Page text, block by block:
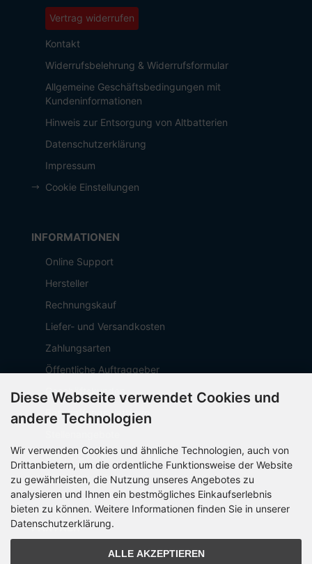
Vertrag widerrufen
Kontakt
Widerrufsbelehrung & Widerrufsformular
Allgemeine Geschäftsbedingungen mit
Kundeninformationen
Hinweis zur Entsorgung von Altbatterien
Datenschutzerklärung
Impressum
Cookie Einstellungen
INFORMATIONEN
Online Support
Hersteller
Rechnungskauf
Liefer- und Versandkosten
Zahlungsarten
Öffentliche Auftraggeber
Geschäftskunden
Beschaffungsplattform
Über OCTO IT
Sitemap
PARTNER
Diese Webseite verwendet Cookies und
andere Technologien
Wir verwenden Cookies und ähnliche Technologien, auch von
Drittanbietern, um die ordentliche Funktionsweise der Website
zu gewährleisten, die Nutzung unseres Angebotes zu
analysieren und Ihnen ein bestmögliches Einkaufserlebnis
bieten zu können. Weitere Informationen finden Sie in unserer
Datenschutzerklärung.
ALLE AKZEPTIEREN